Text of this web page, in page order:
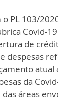
PL 103/
Covid-
de
despesas
da
áreas